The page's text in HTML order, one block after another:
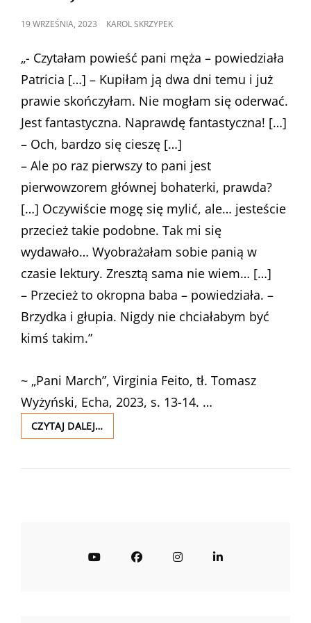
POSTED
19 WRZEŚNIA, 2023 KAROL SKRZYPEK
„- Czytałam powieść pani męża – powiedziała
Patricia […] – Kupiłam ją dwa dni temu i już
prawie skończyłam. Nie mogłam się oderwać.
Jest fantastyczna. Naprawdę fantastyczna! […]
– Och, bardzo się cieszę […]
– Ale po raz pierwszy to pani jest
pierwowzorem głównej bohaterki, prawda?
[…] Oczywiście mogę się mylić, ale… jesteście
przecież takie podobne. Tak mi się
wydawało… Wyobrażałam sobie panią w
czasie lektury. Zresztą sama nie wiem… […]
– Przecież to okropna baba – powiedziała. –
Brzydka i głupia. Nigdy nie chciałabym być
kimś takim.”
~ „Pani March”, Virginia Feito, tł. Tomasz
Wyżyński, Echa, 2023, s. 13-14. …
CZYTAJ DALEJ…PANI
MARCH
VIRGINIA
YouTubeFacebookInstagramLinkedIn